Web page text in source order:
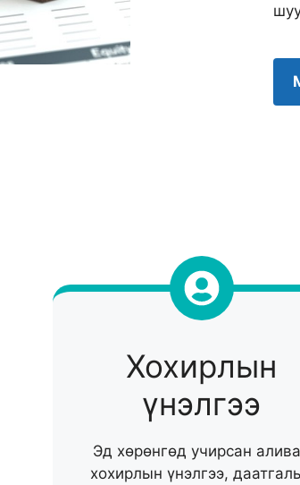
Хохирлын
үнэлгээ
Эд хөрөнгөд учирсан
хохирлын үнэлгээ,